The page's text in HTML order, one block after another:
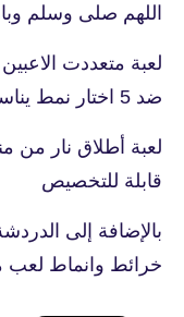
اللهم صلى وسلم
ضد 5 اختار نمط يناسبك
لعبة أطلاق نار من
قابلة للتخصيص
بالإضافة إلى
خرائط وانماط لعب